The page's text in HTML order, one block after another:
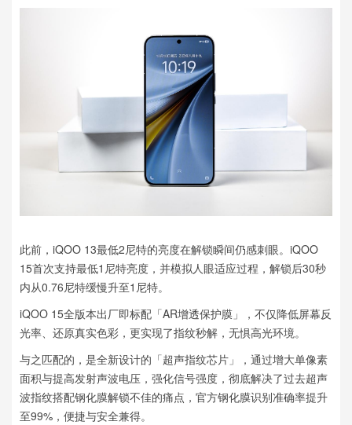
此前，iQOO 13最低2尼特的亮度在解锁瞬间仍感刺眼。iQOO
15首次支持最低1尼特亮度，并模拟人眼适应过程，解锁后30秒
内从0.76尼特缓慢升至1尼特。
iQOO 15全版本出厂即标配「AR增透保护膜」，不仅降低屏幕反
光率、还原真实色彩，更实现了指纹秒解，无惧高光环境。
与之匹配的，是全新设计的「超声指纹芯片」，通过增大单像素
面积与提高发射声波电压，强化信号强度，彻底解决了过去超声
波指纹搭配钢化膜解锁不佳的痛点，官方钢化膜识别准确率提升
至99%，便捷与安全兼得。